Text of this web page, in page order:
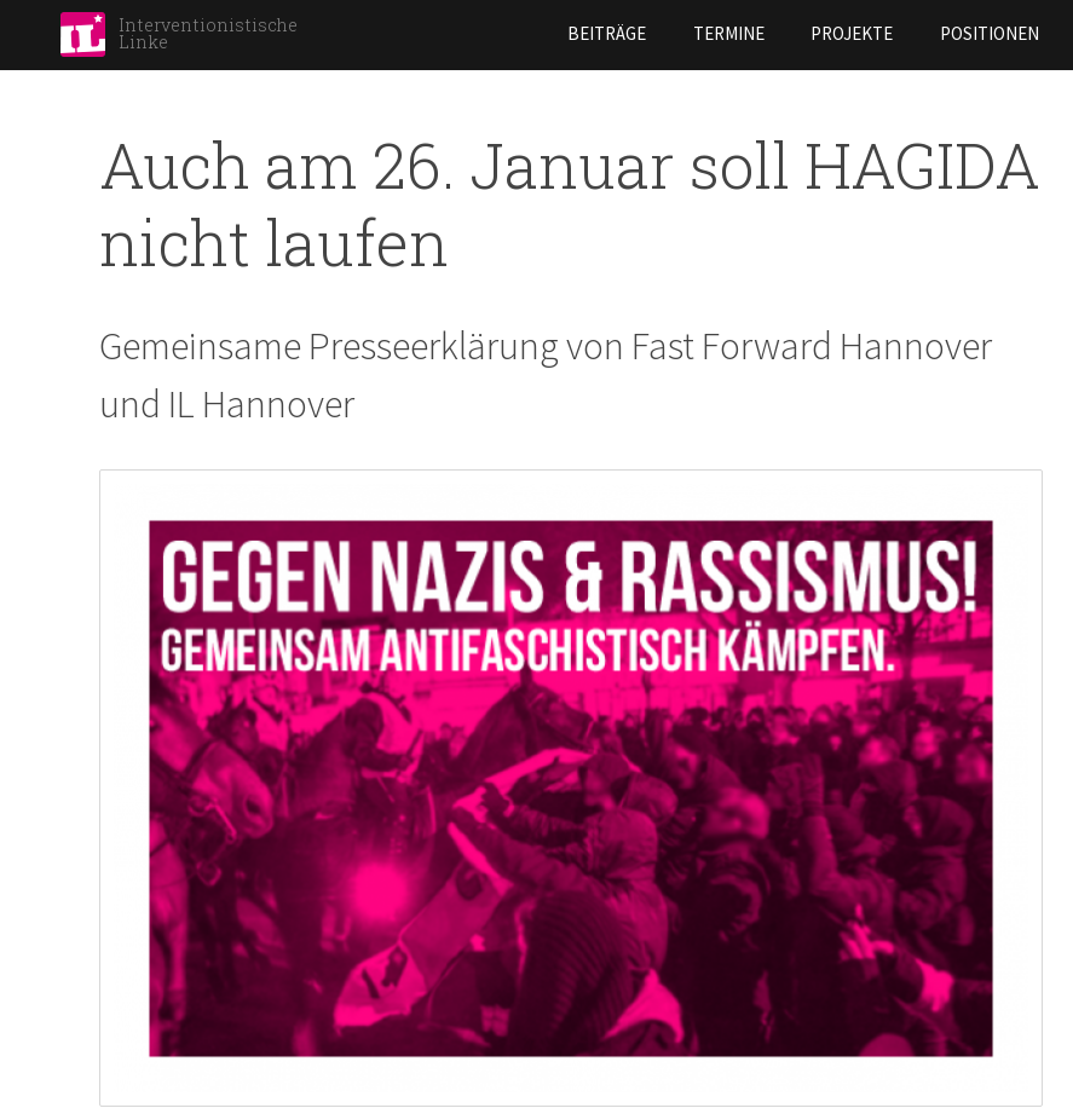
main
content
Interventionistische
Linke BEITRÄGE TERMINE PROJEKTE POSITIONEN
Auch am 26. Januar soll HAGIDA
nicht laufen
Gemeinsame Presseerklärung von Fast Forward Hannover
und IL Hannover